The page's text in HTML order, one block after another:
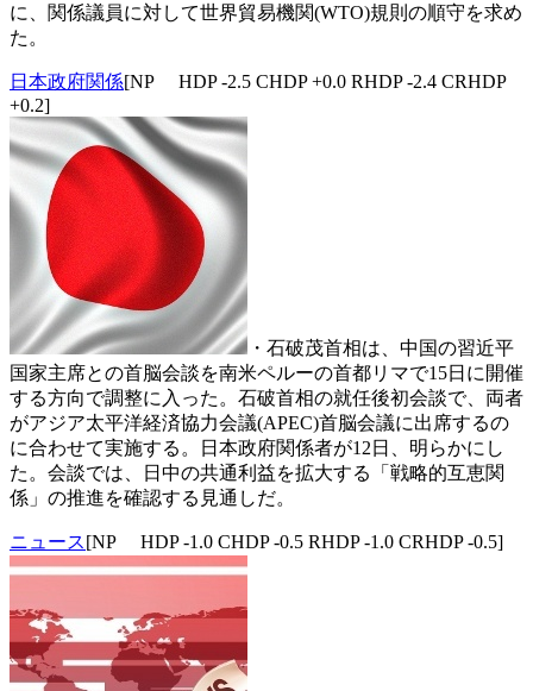
に、関係議員に対して世界貿易機関(WTO)規則の順守を求め
た。
日本政府関係[NP HDP -2.5 CHDP +0.0 RHDP -2.4 CRHDP
+0.2]
・石破茂首相は、中国の習近平
国家主席との首脳会談を南米ペルーの首都リマで15日に開催
する方向で調整に入った。石破首相の就任後初会談で、両者
がアジア太平洋経済協力会議(APEC)首脳会議に出席するの
に合わせて実施する。日本政府関係者が12日、明らかにし
た。会談では、日中の共通利益を拡大する「戦略的互恵関
係」の推進を確認する見通しだ。
ニュース[NP HDP -1.0 CHDP -0.5 RHDP -1.0 CRHDP -0.5]